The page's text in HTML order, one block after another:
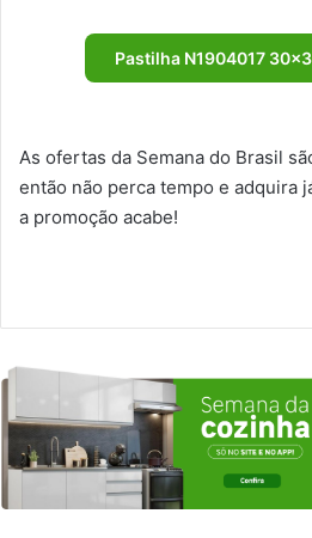
Pastilha N1904017
As ofertas da Semana do Brasil
então não perca tempo e adquira
a promoção acabe!